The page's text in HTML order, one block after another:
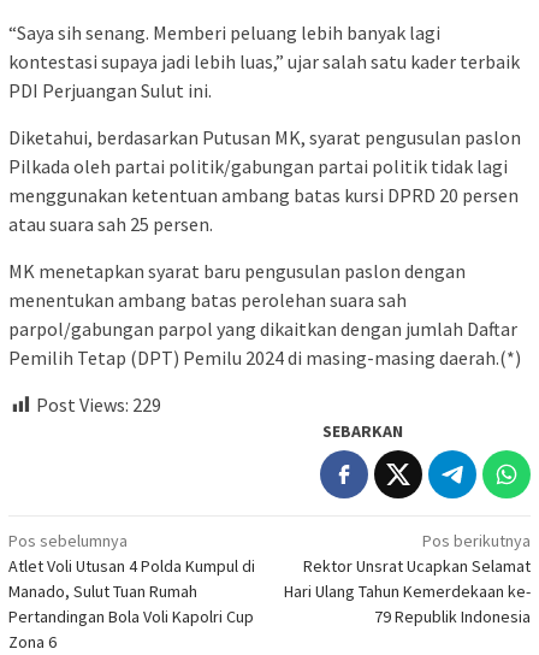
“Saya sih senang. Memberi peluang lebih banyak lagi
kontestasi supaya jadi lebih luas,” ujar salah satu kader terbaik
PDI Perjuangan Sulut ini.
Diketahui, berdasarkan Putusan MK, syarat pengusulan paslon
Pilkada oleh partai politik/gabungan partai politik tidak lagi
menggunakan ketentuan ambang batas kursi DPRD 20 persen
atau suara sah 25 persen.
MK menetapkan syarat baru pengusulan paslon dengan
menentukan ambang batas perolehan suara sah
parpol/gabungan parpol yang dikaitkan dengan jumlah Daftar
Pemilih Tetap (DPT) Pemilu 2024 di masing-masing daerah.(*)
Post Views: 229
SEBARKAN
Navigasi
pos
Pos sebelumnya
Atlet Voli Utusan 4 Polda Kumpul di
Manado, Sulut Tuan Rumah
Pertandingan Bola Voli Kapolri Cup
Zona 6
Pos berikutnya
Rektor Unsrat Ucapkan Selamat
Hari Ulang Tahun Kemerdekaan ke-
79 Republik Indonesia